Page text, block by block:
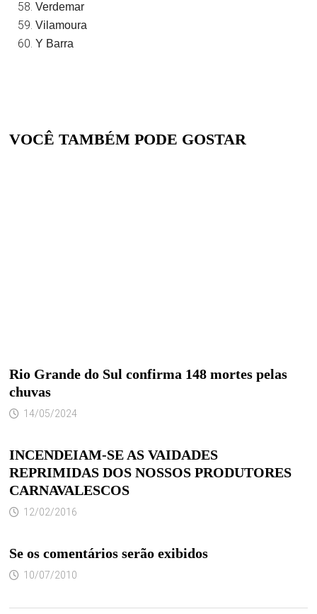
Verdemar
Vilamoura
Y Barra
VOCÊ TAMBÉM PODE GOSTAR
Rio Grande do Sul confirma 148 mortes pelas
chuvas
14/05/2024
INCENDEIAM-SE AS VAIDADES
REPRIMIDAS DOS NOSSOS PRODUTORES
CARNAVALESCOS
12/02/2016
Se os comentários serão exibidos
10/07/2010